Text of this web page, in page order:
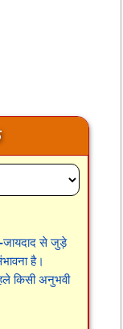
से जुड़े
है।
किसी अनुभवी